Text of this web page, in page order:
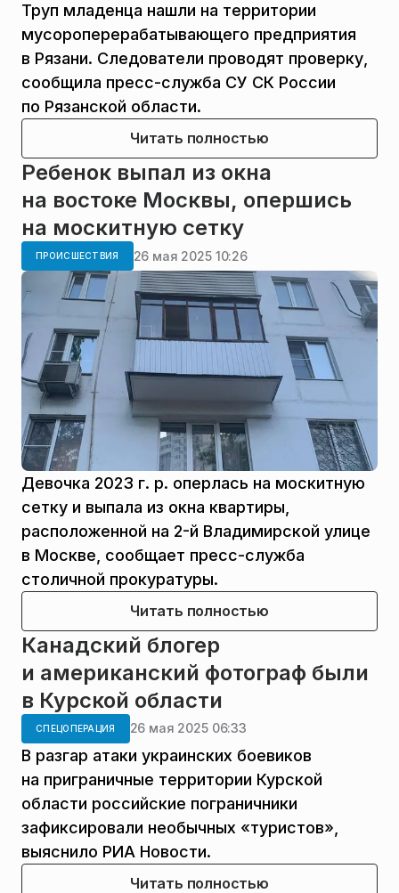
Труп младенца нашли на территории
мусороперерабатывающего предприятия
в Рязани. Следователи проводят проверку,
сообщила пресс-служба СУ СК России
по Рязанской области.
Читать полностью
Ребенок выпал из окна
на востоке Москвы, опершись
на москитную сетку
ПРОИСШЕСТВИЯ 26 мая 2025 10:26
Девочка 2023 г. р. оперлась на москитную
сетку и выпала из окна квартиры,
расположенной на 2-й Владимирской улице
в Москве, сообщает пресс-служба
столичной прокуратуры.
Читать полностью
Канадский блогер
и американский фотограф были
в Курской области
СПЕЦОПЕРАЦИЯ 26 мая 2025 06:33
В разгар атаки украинских боевиков
на приграничные территории Курской
области российские пограничники
зафиксировали необычных «туристов»,
выяснило РИА Новости.
Читать полностью